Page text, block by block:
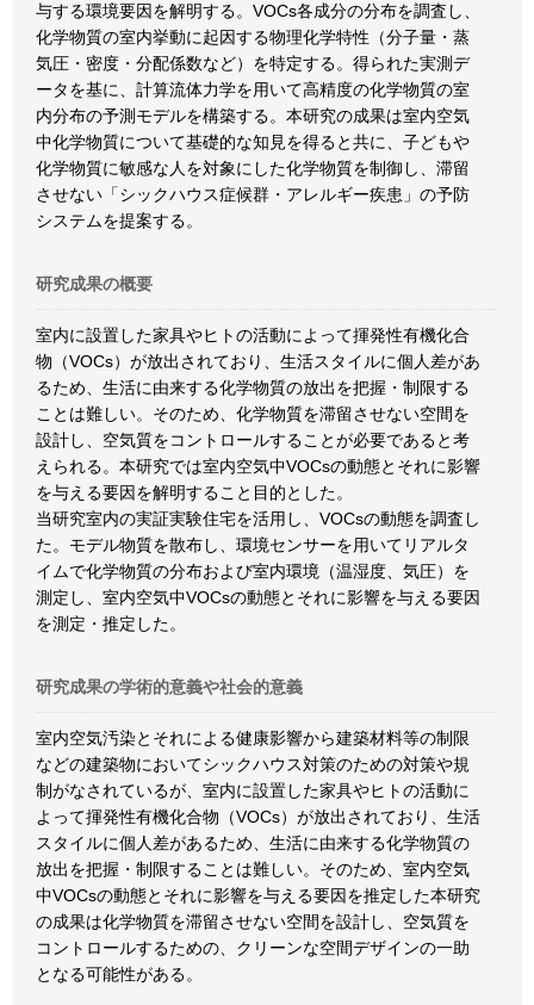
与する環境要因を解明する。VOCs各成分の分布を調査し、
化学物質の室内挙動に起因する物理化学特性（分子量・蒸
気圧・密度・分配係数など）を特定する。得られた実測デ
ータを基に、計算流体力学を用いて高精度の化学物質の室
内分布の予測モデルを構築する。本研究の成果は室内空気
中化学物質について基礎的な知見を得ると共に、子どもや
化学物質に敏感な人を対象にした化学物質を制御し、滞留
させない「シックハウス症候群・アレルギー疾患」の予防
システムを提案する。
研究成果の概要
室内に設置した家具やヒトの活動によって揮発性有機化合
物（VOCs）が放出されており、生活スタイルに個人差があ
るため、生活に由来する化学物質の放出を把握・制限する
ことは難しい。そのため、化学物質を滞留させない空間を
設計し、空気質をコントロールすることが必要であると考
えられる。本研究では室内空気中VOCsの動態とそれに影響
を与える要因を解明すること目的とした。
当研究室内の実証実験住宅を活用し、VOCsの動態を調査し
た。モデル物質を散布し、環境センサーを用いてリアルタ
イムで化学物質の分布および室内環境（温湿度、気圧）を
測定し、室内空気中VOCsの動態とそれに影響を与える要因
を測定・推定した。
研究成果の学術的意義や社会的意義
室内空気汚染とそれによる健康影響から建築材料等の制限
などの建築物においてシックハウス対策のための対策や規
制がなされているが、室内に設置した家具やヒトの活動に
よって揮発性有機化合物（VOCs）が放出されており、生活
スタイルに個人差があるため、生活に由来する化学物質の
放出を把握・制限することは難しい。そのため、室内空気
中VOCsの動態とそれに影響を与える要因を推定した本研究
の成果は化学物質を滞留させない空間を設計し、空気質を
コントロールするための、クリーンな空間デザインの一助
となる可能性がある。